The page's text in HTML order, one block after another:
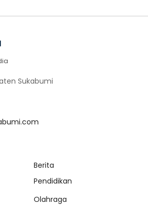
Sukabumi
Berita
Pendidikan
Olahraga